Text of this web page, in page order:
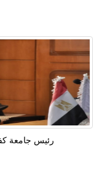
رئيس جامعة